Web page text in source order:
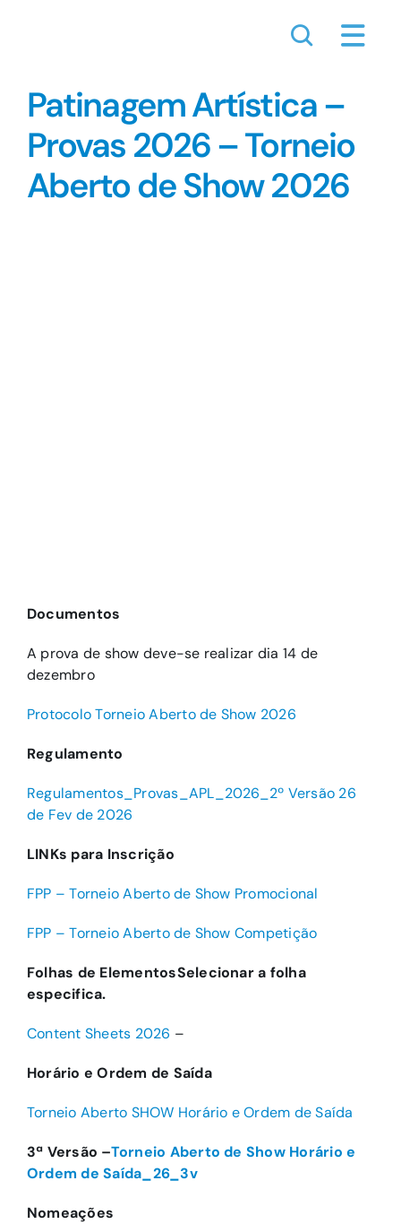
Patinagem Artística –
Provas 2026 – Torneio
Aberto de Show 2026
Documentos
A prova de show deve-se realizar dia 14 de
dezembro
Protocolo Torneio Aberto de Show 2026
Regulamento
Regulamentos_Provas_APL_2026_2º Versão 26
de Fev de 2026
LINKs para Inscrição
FPP – Torneio Aberto de Show Promocional
FPP – Torneio Aberto de Show Competição
Folhas de ElementosSelecionar a folha
especifica.
Content Sheets 2026 –
Horário e Ordem de Saída
Torneio Aberto SHOW Horário e Ordem de Saída
3ª Versão –Torneio Aberto de Show Horário e
Ordem de Saída_26_3v
Nomeações